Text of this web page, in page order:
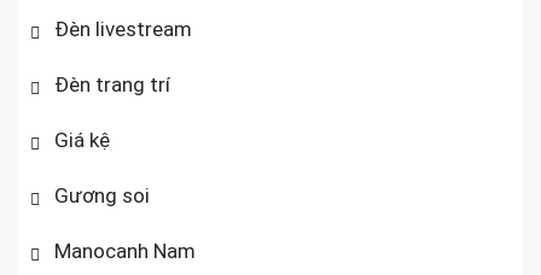
Đèn livestream
Đèn trang trí
Giá kệ
Gương soi
Manocanh Nam